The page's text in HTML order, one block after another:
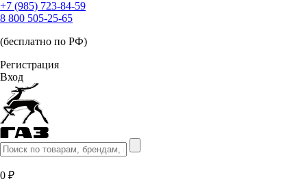
+7 (985) 723-84-59
8 800 505-25-65
(бесплатно по РФ)
Регистрация
Вход
0 ₽